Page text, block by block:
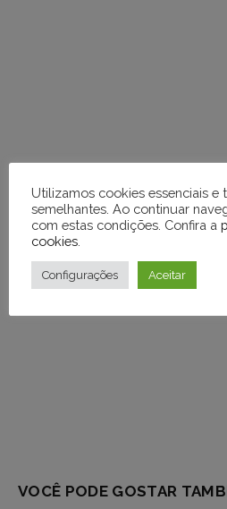
VOCÊ PODE GOSTAR
Utilizamos cookies essenciais e
semelhantes. Ao continuar
com estas condições. Confira a
cookies
Configurações Aceitar